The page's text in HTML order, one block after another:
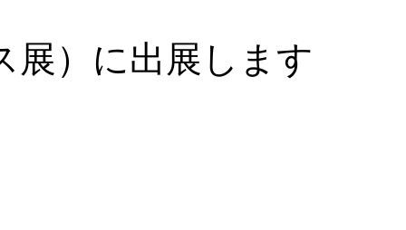
展）に出展します